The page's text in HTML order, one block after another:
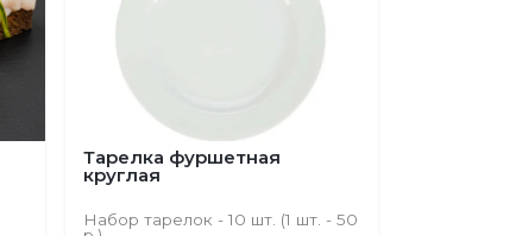
Тарелка фуршетная
круглая
Набор тарелок - 10 шт. (1 шт. - 50